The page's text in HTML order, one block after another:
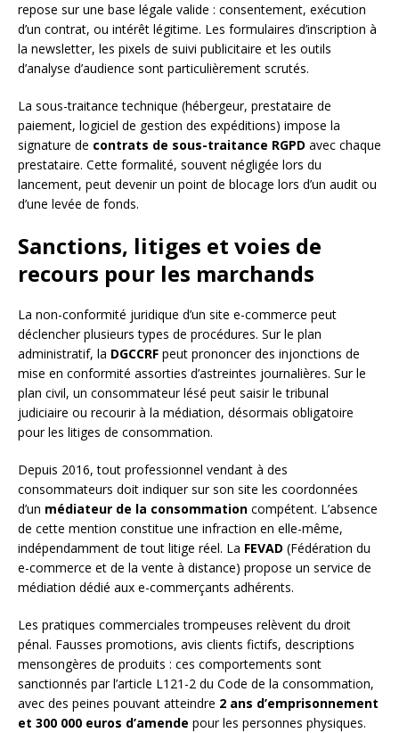
repose sur une base légale valide : consentement, exécution
d’un contrat, ou intérêt légitime. Les formulaires d’inscription à
la newsletter, les pixels de suivi publicitaire et les outils
d’analyse d’audience sont particulièrement scrutés.
La sous-traitance technique (hébergeur, prestataire de
paiement, logiciel de gestion des expéditions) impose la
signature de contrats de sous-traitance RGPD avec chaque
prestataire. Cette formalité, souvent négligée lors du
lancement, peut devenir un point de blocage lors d’un audit ou
d’une levée de fonds.
Sanctions, litiges et voies de
recours pour les marchands
La non-conformité juridique d’un site e-commerce peut
déclencher plusieurs types de procédures. Sur le plan
administratif, la DGCCRF peut prononcer des injonctions de
mise en conformité assorties d’astreintes journalières. Sur le
plan civil, un consommateur lésé peut saisir le tribunal
judiciaire ou recourir à la médiation, désormais obligatoire
pour les litiges de consommation.
Depuis 2016, tout professionnel vendant à des
consommateurs doit indiquer sur son site les coordonnées
d’un médiateur de la consommation compétent. L’absence
de cette mention constitue une infraction en elle-même,
indépendamment de tout litige réel. La FEVAD (Fédération du
e-commerce et de la vente à distance) propose un service de
médiation dédié aux e-commerçants adhérents.
Les pratiques commerciales trompeuses relèvent du droit
pénal. Fausses promotions, avis clients fictifs, descriptions
mensongères de produits : ces comportements sont
sanctionnés par l’article L121-2 du Code de la consommation,
avec des peines pouvant atteindre 2 ans d’emprisonnement
et 300 000 euros d’amende pour les personnes physiques.